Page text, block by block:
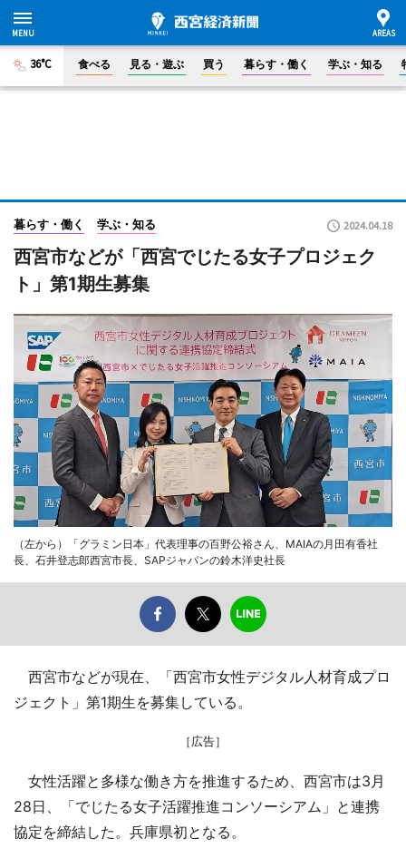
36°C 食べる 見る・遊ぶ 買う 暮らす・働く 学ぶ・知る
暮らす・働く 学ぶ・知る 2024.04.18
西宮市などが「西宮でじたる女子プロジェク
ト」第1期生募集
（左から）「グラミン日本」代表理事の百野公裕さん、MAIAの月田有香社
長、石井登志郎西宮市長、SAPジャパンの鈴木洋史社長
西宮市などが現在、「西宮市女性デジタル人材育成プロ
ジェクト」第1期生を募集している。
［広告］
女性活躍と多様な働き方を推進するため、西宮市は3月
28日、「でじたる女子活躍推進コンソーシアム」と連携
協定を締結した。兵庫県初となる。